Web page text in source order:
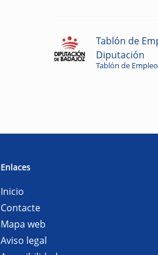
Tablón de
Diputación
Tablón de
Enlaces
Inicio
Contacte
Mapa web
Aviso legal